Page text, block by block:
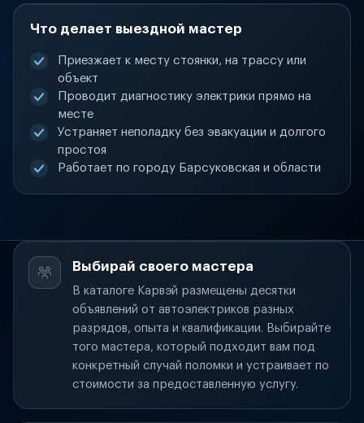
Что делает выездной мастер
Приезжает к месту стоянки, на трассу или
объект
Проводит диагностику электрики прямо на
месте
Устраняет неполадку без эвакуации и долгого
простоя
Работает по городу Барсуковская и области
Выбирай своего мастера
В каталоге Карвэй размещены десятки
объявлений от автоэлектриков разных
разрядов, опыта и квалификации. Выбирайте
того мастера, который подходит вам под
конкретный случай поломки и устраивает по
стоимости за предоставленную услугу.